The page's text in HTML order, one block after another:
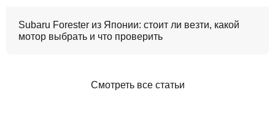
Subaru Forester из Японии: стоит ли везти, какой
мотор выбрать и что проверить
Смотреть все статьи